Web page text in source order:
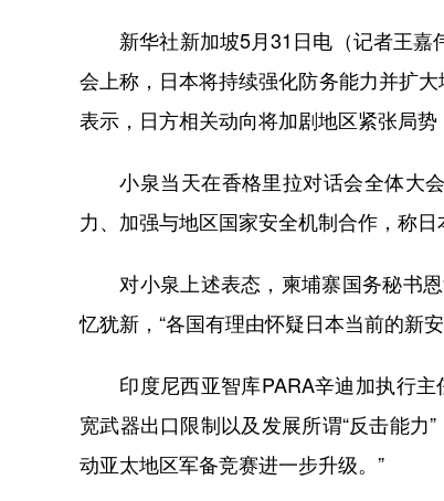
新华社新加坡5月31日电（记者王嘉
会上称，日本将持续强化防务能力并扩
表示，日方相关动向将加剧地区紧张局势
小泉当天在香格里拉对话会全体大会
力、加强与地区国家安全机制合作，称日
对小泉上述表态，柬埔寨国务秘书恩
忆犹新，“各国有理由怀疑日本当前的新
印度尼西亚智库PARA辛迪加执行主
宽武器出口限制以及发展所谓“反击能力
动亚太地区军备竞赛进一步升级。”